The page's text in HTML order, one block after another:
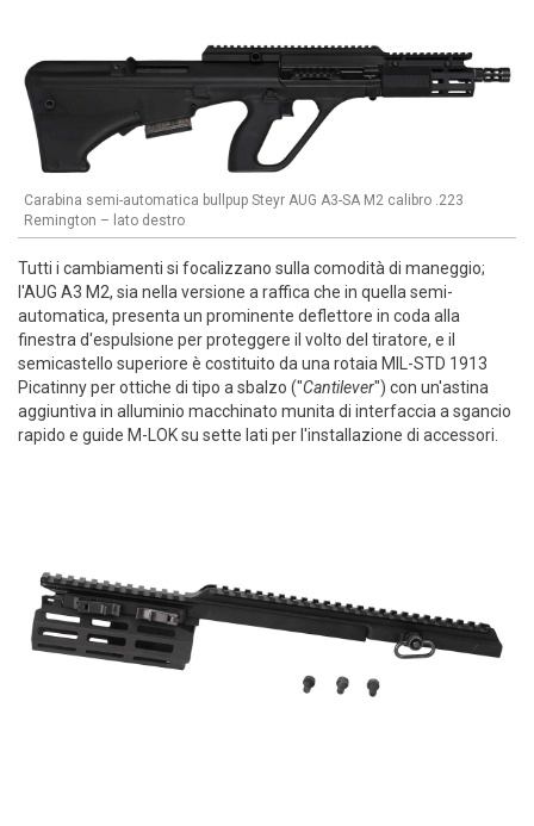
Carabina semi-automatica bullpup Steyr AUG A3-SA M2 calibro .223
Remington – lato destro
Tutti i cambiamenti si focalizzano sulla comodità di maneggio;
l'AUG A3 M2, sia nella versione a raffica che in quella semi-
automatica, presenta un prominente deflettore in coda alla
finestra d'espulsione per proteggere il volto del tiratore, e il
semicastello superiore è costituito da una rotaia MIL-STD 1913
Picatinny per ottiche di tipo a sbalzo ("Cantilever") con un'astina
aggiuntiva in alluminio macchinato munita di interfaccia a sgancio
rapido e guide M-LOK su sette lati per l'installazione di accessori.